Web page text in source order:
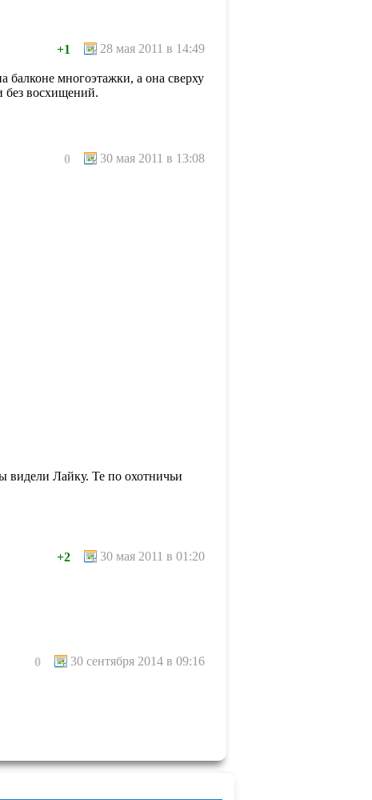
28 мая 2011 в 14:49
+1
балконе многоэтажки, а она сверху
без восхищений.
30 мая 2011 в 13:08
0
видели Лайку. Те по охотничьи
30 мая 2011 в 01:20
+2
30 сентября 2014 в 09:16
0